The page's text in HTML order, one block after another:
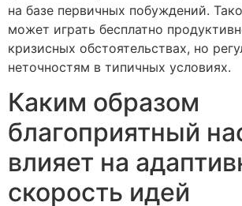
на базе первичных побуждений.
может играть бесплатно
кризисных обстоятельствах, но
неточностям в типичных условиях.
Каким образом
благоприятный
влияет на
скорость идей